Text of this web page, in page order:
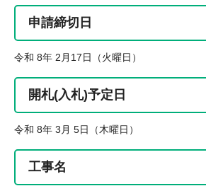
申請締切日
令和 8年 2月17日（火曜日）
開札(入札)予定日
令和 8年 3月 5日（木曜日）
工事名